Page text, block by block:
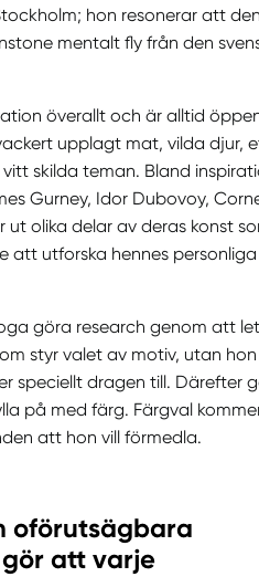
hon resonerar att
mentalt fly från den
överallt och är alltid
upplagt mat, vilda djur,
skilda teman. Bland
Gurney, Idor Dubovoy,
ut olika delar av deras konst
att utforska hennes
göra research genom att
styr valet av motiv, utan
speciellt dragen till. Därefter
på med färg. Färgval
att hon vill förmedla.
oförutsägbara
att varje